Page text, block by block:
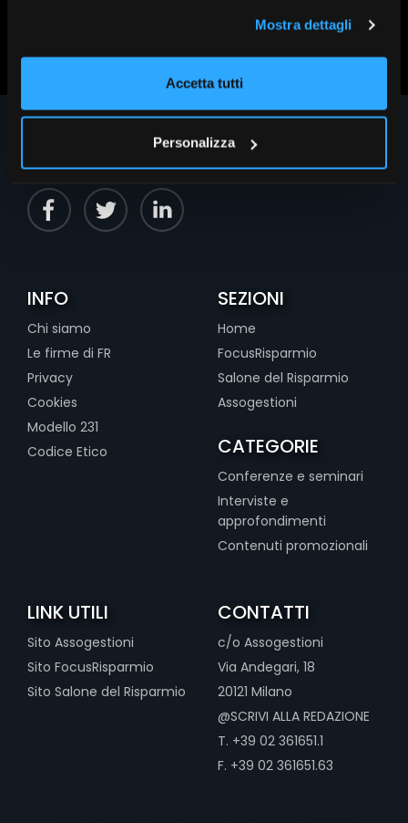
Mostra dettagli
Accetta tutti
Personalizza
Scopri altri contenuti su FR|Vision
INFO
Chi siamo
Le firme di FR
Privacy
Cookies
Modello 231
Codice Etico
SEZIONI
Home
FocusRisparmio
Salone del Risparmio
Assogestioni
CATEGORIE
Conferenze e seminari
Interviste e
approfondimenti
Contenuti promozionali
LINK UTILI
Sito Assogestioni
Sito FocusRisparmio
Sito Salone del Risparmio
CONTATTI
c/o Assogestioni
Via Andegari, 18
20121 Milano
@SCRIVI ALLA REDAZIONE
T. +39 02 361651.1
F. +39 02 361651.63